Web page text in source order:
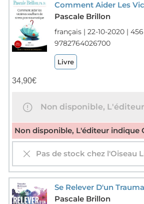
Pascale Brillon
français | 22-10-2020 |
9782764026700
Livre
34,90€
Non disponible, L'éditeur indique
Non disponible, L'éditeur indique
Pas de stock chez l'Oiseau
Se Relever D'un
Pascale Brillon